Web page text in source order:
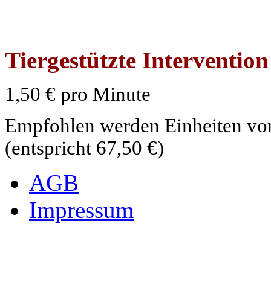
Tiergestützte Intervention
1,50 € pro Minute
Empfohlen werden Einheiten
(entspricht 67,50 €)
AGB
Impressum